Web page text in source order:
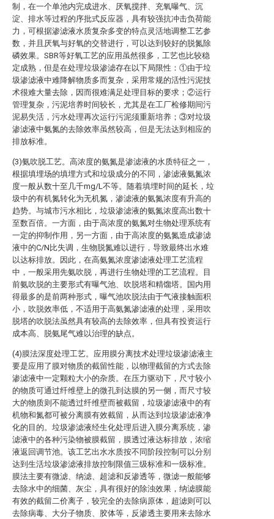
制，在一个单池内完成进水、厌氧搅拌、充氧曝气、沉
淀、排水等过程的序批式反应器，具有较强抗冲击负荷能
力，可根据渗滤液水质复杂多变的特点灵活地调整工艺参
数，并且厌氧与好氧的交替进行，可以达到较好的脱氮除
磷效果。SBR等好氧工艺的应用虽然很多，工艺也比较稳
定成熟，但是在处理垃圾渗滤存在以下局限性：①由于垃
圾渗滤液中难降解物质多而复杂，采用常规的活性污泥技
术很难大量去除，因而很难满足处理目标的要求；②运行
管理复杂，污泥培养时间较长，尤其是在工厂检修期间污
泥易失活，污水处理再次运行污泥须重新培养；③对垃圾
渗滤液中氨氮的去除效率虽然较高，但是无法达到相应的
排放标准。
(3)氨吹脱工艺。高浓度的氨氮是渗滤液的水质特征之一，
根据填埋场的填埋方式和垃圾成分的不同，渗滤液氨氮浓
度一般从数十至几千mg/L不等。随着填埋时间的延长，垃
圾中的有机氮转化为无机氮，渗滤液的氨氮浓度有升高的
趋势。与城市污水相比，垃圾渗滤液的氨氮浓度高出数十
至数百倍。一方面，由于高浓度的氨氮对生物处理系统有
一定的抑制作用，另一方面，由于高浓度的氨氮造成渗滤
液中的C/N比失调，生物脱氮难以进行，导致最终出水难
以达标排放。因此，在高氨氮浓度渗滤液处理工艺流程
中，一般采用先氨吹脱，再进行生物处理的工艺流程。目
前氨吹脱的主要形式有曝气池、吹脱塔和精馏塔。国内用
得最多的是前两种形式，曝气池吹脱法由于气液接触面积
小，吹脱效率低，不适用于高氨氮渗滤液的处理，采用吹
脱塔的吹脱法虽然具有较高的去除效率，但具有投资运行
成本高、脱氨尾气难以治理的缺点。
(4)膜法深度处理工艺。应用膜分离技术处理垃圾渗滤液主
要是应用了膜对物质的截留性能，以物理截留的方式去除
渗滤液中一定颗粒大小的杂质。在压力驱动下，尺寸较小
的物质可通过纤维壁上的微孔到达膜的另一侧，而尺寸较
大的物质则不能透过纤维壁而被截留，垃圾渗滤液中的有
机物和氮都可被分离膜有效截留，从而达到垃圾渗滤液净
化的目的。垃圾渗滤液经生化处理后进入膜分离系统，渗
滤液中的各种污染物被膜截留，膜透过液达标排放，浓缩
液返回调节池。该工艺出水水质按不同阶段控制可以分别
达到生活垃圾渗滤液排放控制限值三级标准和一级标准。
膜法主要有微滤、纳滤、超滤和反渗透等，微滤一般能够
去除水中的细菌、灰尘，具有很好的除浊效果，纳滤膜能
有效的截留二价离子，较完全的去除病原体，超滤则可以
去除病毒、大分子物质、胶体等，反渗透主要用来去除水